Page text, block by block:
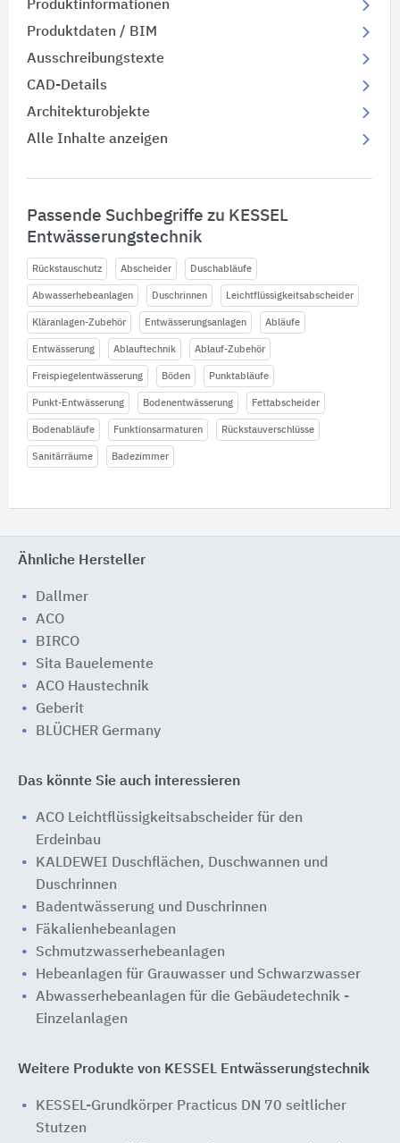
Produktinformationen
Produktdaten / BIM
Ausschreibungstexte
CAD-Details
Architekturobjekte
Alle Inhalte anzeigen
Passende Suchbegriffe zu KESSEL
Entwässerungstechnik
Rückstauschutz Abscheider Duschabläufe
Abwasserhebeanlagen Duschrinnen Leichtflüssigkeitsabscheider
Kläranlagen-Zubehör Entwässerungsanlagen Abläufe
Entwässerung Ablauftechnik Ablauf-Zubehör
Freispiegelentwässerung Böden Punktabläufe
Punkt-Entwässerung Bodenentwässerung Fettabscheider
Bodenabläufe Funktionsarmaturen Rückstauverschlüsse
Sanitärräume Badezimmer
Ähnliche Hersteller
Dallmer
ACO
BIRCO
Sita Bauelemente
ACO Haustechnik
Geberit
BLÜCHER Germany
Das könnte Sie auch interessieren
ACO Leichtflüssigkeitsabscheider für den
Erdeinbau
KALDEWEI Duschflächen, Duschwannen und
Duschrinnen
Badentwässerung und Duschrinnen
Fäkalienhebeanlagen
Schmutzwasserhebeanlagen
Hebeanlagen für Grauwasser und Schwarzwasser
Abwasserhebeanlagen für die Gebäudetechnik -
Einzelanlagen
Weitere Produkte von KESSEL Entwässerungstechnik
KESSEL-Grundkörper Practicus DN 70 seitlicher
Stutzen